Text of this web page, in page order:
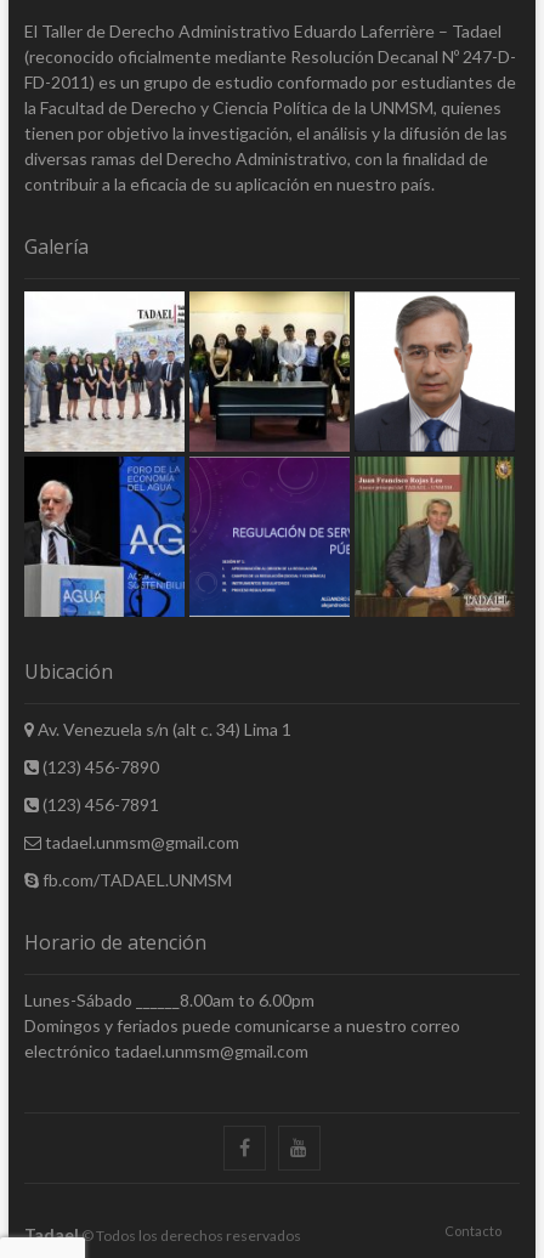
El Taller de Derecho Administrativo Eduardo Laferrière – Tadael
(reconocido oficialmente mediante Resolución Decanal Nº 247-D-
FD-2011) es un grupo de estudio conformado por estudiantes de
la Facultad de Derecho y Ciencia Política de la UNMSM, quienes
tienen por objetivo la investigación, el análisis y la difusión de las
diversas ramas del Derecho Administrativo, con la finalidad de
contribuir a la eficacia de su aplicación en nuestro país.
Galería
Ubicación
Av. Venezuela s/n (alt c. 34) Lima 1
(123) 456-7890
(123) 456-7891
tadael.unmsm@gmail.com
fb.com/TADAEL.UNMSM
Horario de atención
Lunes-Sábado ______8.00am to 6.00pm
Domingos y feriados puede comunicarse a nuestro correo
electrónico tadael.unmsm@gmail.com
facebook
Contacto
Tadael© Todos los derechos reservados